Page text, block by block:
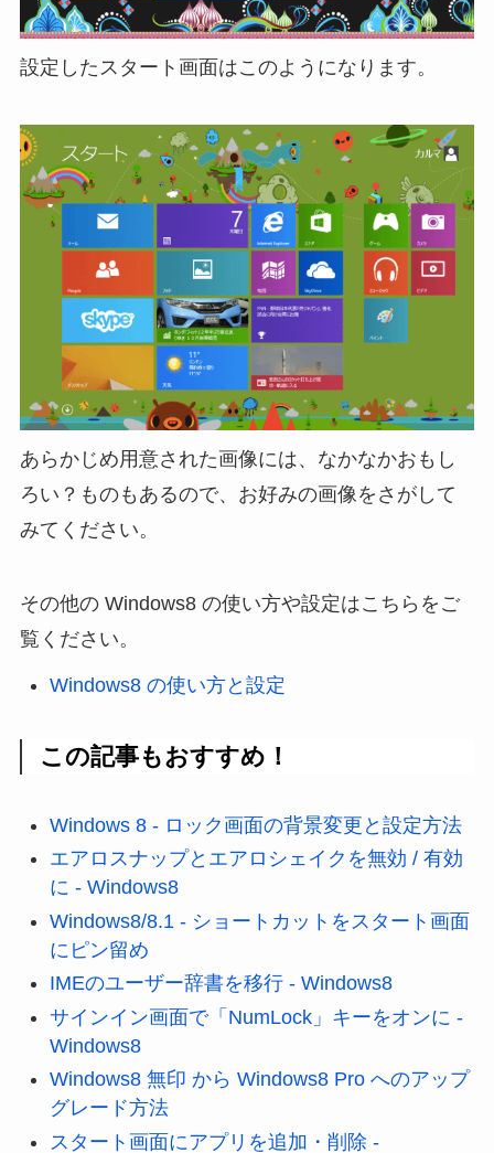
設定したスタート画面はこのようになります。
あらかじめ用意された画像には、なかなかおもし
ろい？ものもあるので、お好みの画像をさがして
みてください。
その他の Windows8 の使い方や設定はこちらをご
覧ください。
Windows8 の使い方と設定
この記事もおすすめ！
Windows 8 - ロック画面の背景変更と設定方法
エアロスナップとエアロシェイクを無効 / 有効
に - Windows8
Windows8/8.1 - ショートカットをスタート画面
にピン留め
IMEのユーザー辞書を移行 - Windows8
サインイン画面で「NumLock」キーをオンに -
Windows8
Windows8 無印 から Windows8 Pro へのアップ
グレード方法
スタート画面にアプリを追加・削除 -